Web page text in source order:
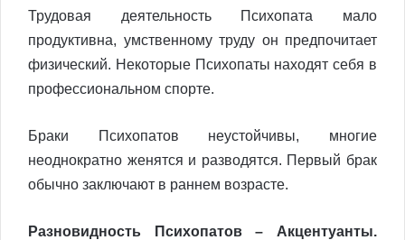
Трудовая деятельность Психопата мало
продуктивна, умственному труду он предпочитает
физический. Некоторые Психопаты находят себя в
профессиональном спорте.
Браки Психопатов неустойчивы, многие
неоднократно женятся и разводятся. Первый брак
обычно заключают в раннем возрасте.
Разновидность Психопатов – Акцентуанты.